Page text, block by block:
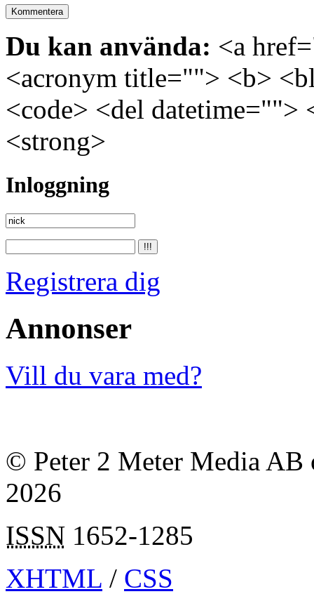
Du kan använda: <a
<acronym title=""> <b>
<code> <del
<strong>
Inloggning
Registrera dig
Annonser
Vill du vara med?
© Peter 2 Meter Media AB
2026
ISSN 1652-1285
XHTML / CSS